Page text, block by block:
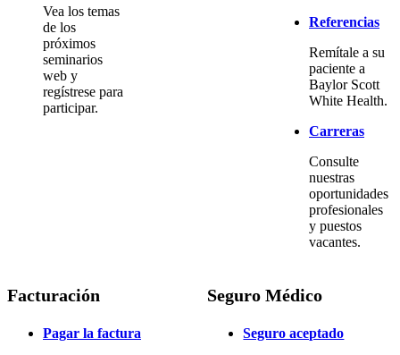
Vea los temas
de los
próximos
seminarios
web y
regístrese para
participar.
Referencias
Remítale a su
paciente a
Baylor Scott
White Health.
Carreras
Consulte
nuestras
oportunidades
profesionales
y puestos
vacantes.
Facturación
Pagar la factura
Seguro Médico
Seguro aceptado